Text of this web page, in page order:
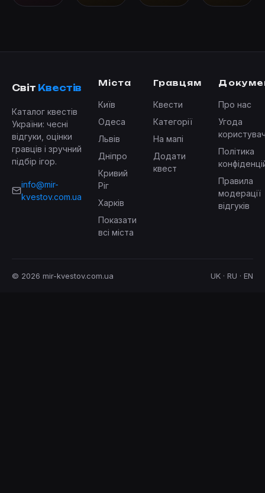
Світ Квестів
Каталог квестів
України: чесні
відгуки, оцінки
гравців і зручний
підбір ігор.
info@mir-
kvestov.com.ua
Міста
Київ
Одеса
Львів
Дніпро
Кривий
Ріг
Харків
Показати
всі міста
Гравцям
Квести
Категорії
На мапі
Додати
квест
Про нас
Угода
Політика
Правила
модерації
відгуків
© 2026 mir-kvestov.com.ua UK · RU · EN